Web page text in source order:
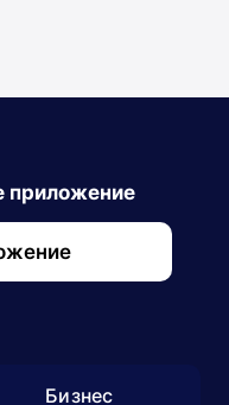
приложение
Бизнес